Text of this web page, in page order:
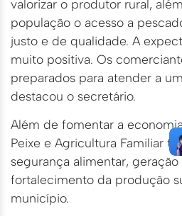
valorizar o produtor rural,
população o acesso a
justo e de qualidade. A
muito positiva. Os
preparados para atender a
destacou o secretário.
Além de fomentar a
Peixe e Agricultura Familiar
segurança alimentar,
fortalecimento da produção
município.